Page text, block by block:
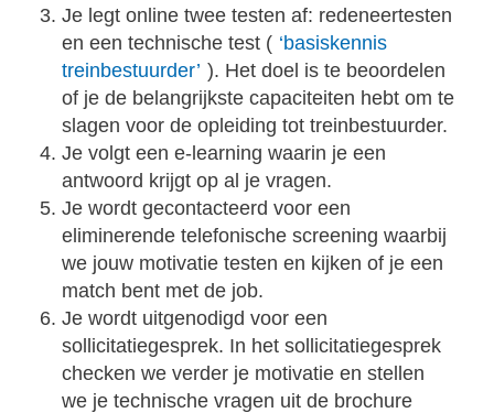
Je legt online twee testen af: redeneertesten
en een technische test ( ‘basiskennis
treinbestuurder’ ). Het doel is te beoordelen
of je de belangrijkste capaciteiten hebt om te
slagen voor de opleiding tot treinbestuurder.
Je volgt een e-learning waarin je een
antwoord krijgt op al je vragen.
Je wordt gecontacteerd voor een
eliminerende telefonische screening waarbij
we jouw motivatie testen en kijken of je een
match bent met de job.
Je wordt uitgenodigd voor een
sollicitatiegesprek. In het sollicitatiegesprek
checken we verder je motivatie en stellen
we je technische vragen uit de brochure